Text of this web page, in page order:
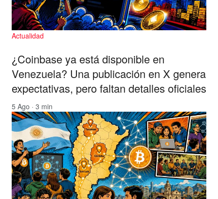
Actualidad
¿Coinbase ya está disponible en
Venezuela? Una publicación en X genera
expectativas, pero faltan detalles oficiales
5 Ago · 3 min